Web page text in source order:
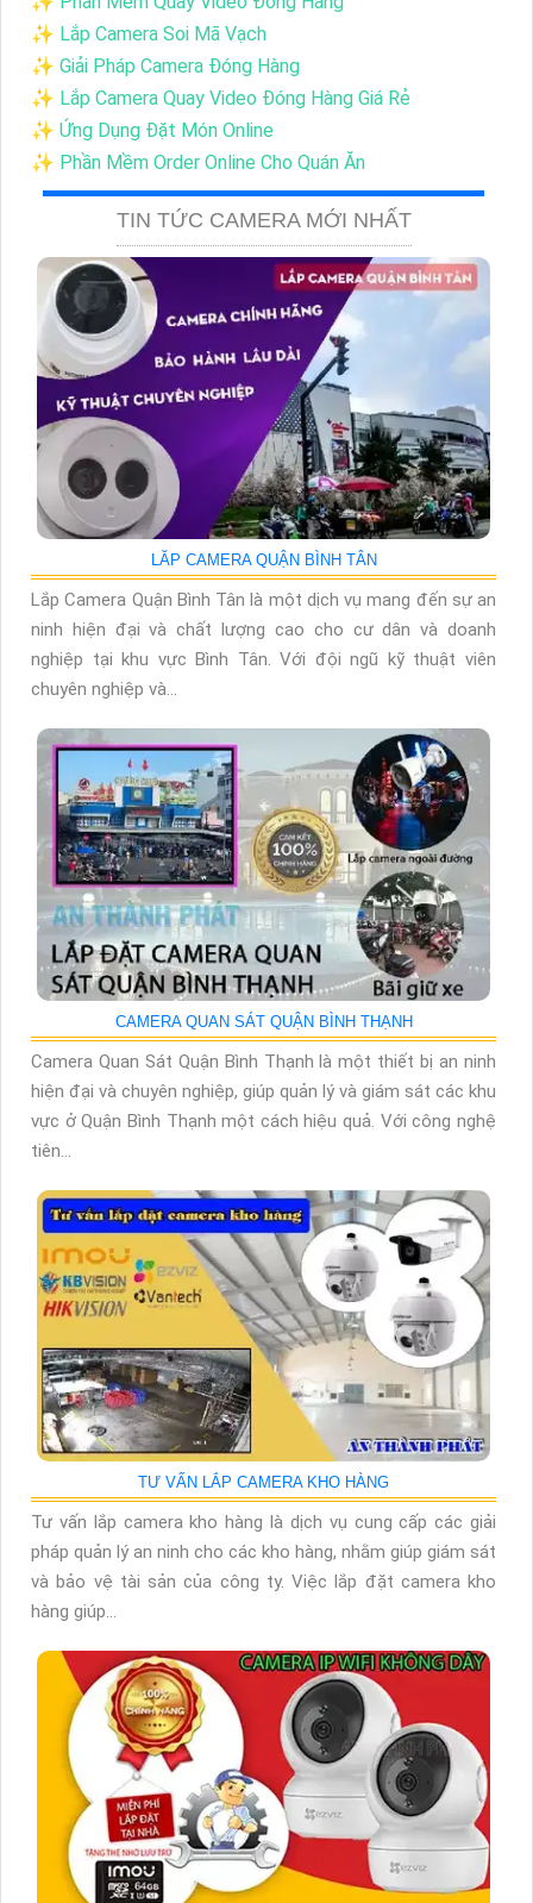
✨ Lắp Camera Soi Mã Vạch
✨ Giải Pháp Camera Đóng Hàng
✨ Lắp Camera Quay Video Đóng Hàng Giá Rẻ
✨ Ứng Dụng Đặt Món Online
✨ Phần Mềm Order Online Cho Quán Ăn
TIN TỨC CAMERA MỚI NHẤT
LĂP CAMERA QUẬN BÌNH TÂN
Lắp Camera Quận Bình Tân là một dịch vụ mang đến sự an
ninh hiện đại và chất lượng cao cho cư dân và doanh
nghiệp tại khu vực Bình Tân. Với đội ngũ kỹ thuật viên
chuyên nghiệp và...
CAMERA QUAN SÁT QUẬN BÌNH THẠNH
Camera Quan Sát Quận Bình Thạnh là một thiết bị an ninh
hiện đại và chuyên nghiệp, giúp quản lý và giám sát các khu
vực ở Quận Bình Thạnh một cách hiệu quả. Với công nghệ
tiên...
TƯ VẤN LẮP CAMERA KHO HÀNG
Tư vấn lắp camera kho hàng là dịch vụ cung cấp các giải
pháp quản lý an ninh cho các kho hàng, nhằm giúp giám sát
và bảo vệ tài sản của công ty. Việc lắp đặt camera kho
hàng giúp...